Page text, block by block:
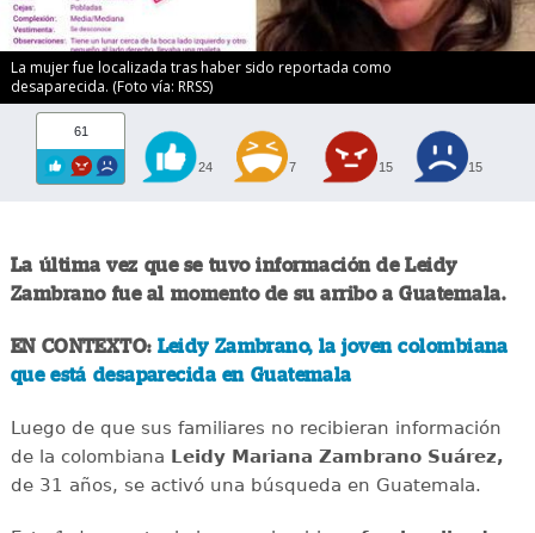
La mujer fue localizada tras haber sido reportada como
desaparecida. (Foto vía: RRSS)
61
24 7 15 15
La última vez que se tuvo información de Leidy
Zambrano fue al momento de su arribo a Guatemala.
EN CONTEXTO: Leidy Zambrano, la joven colombiana
que está desaparecida en Guatemala
Luego de que sus familiares no recibieran información
de la colombiana Leidy Mariana Zambrano Suárez,
de 31 años, se activó una búsqueda en Guatemala.